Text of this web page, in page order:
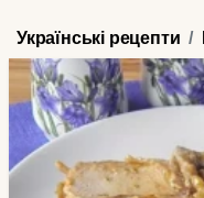
Українські рецепти